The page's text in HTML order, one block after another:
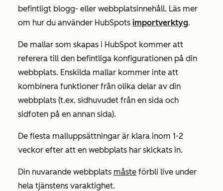
befintligt blogg- eller webbplatsinnehåll. Läs mer
om hur du använder HubSpots importverktyg.
De mallar som skapas i HubSpot kommer att
referera till den befintliga konfigurationen på din
webbplats. Enskilda mallar kommer inte att
kombinera funktioner från olika delar av din
webbplats (t.ex. sidhuvudet från en sida och
sidfoten på en annan sida).
De flesta malluppsättningar är klara inom 1-2
veckor efter att en webbplats har skickats in.
Din nuvarande webbplats måste förbli live under
hela tjänstens varaktighet.